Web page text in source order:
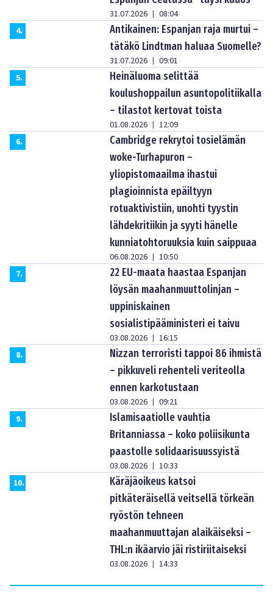
31.07.2026 | 08:04
4.
Antikainen: Espanjan raja murtui –
tätäkö Lindtman haluaa Suomelle?
31.07.2026 | 09:01
5.
Heinäluoma selittää
koulushoppailun asuntopolitiikalla
– tilastot kertovat toista
01.08.2026 | 12:09
6.
Cambridge rekrytoi tosielämän
woke-Turhapuron –
yliopistomaailma ihastui
plagioinnista epäiltyyn
rotuaktivistiin, unohti tyystin
lähdekritiikin ja syyti hänelle
kunniatohtoruuksia kuin saippuaa
06.08.2026 | 10:50
7.
22 EU-maata haastaa Espanjan
löysän maahanmuuttolinjan –
uppiniskainen
sosialistipääministeri ei taivu
03.08.2026 | 16:15
8.
Nizzan terroristi tappoi 86 ihmistä
– pikkuveli rehenteli veriteolla
ennen karkotustaan
03.08.2026 | 09:21
9.
Islamisaatiolle vauhtia
Britanniassa – koko poliisikunta
paastolle solidaarisuussyistä
03.08.2026 | 10:33
10.
Käräjäoikeus katsoi
pitkäteräisellä veitsellä törkeän
ryöstön tehneen
maahanmuuttajan alaikäiseksi –
THL:n ikäarvio jäi ristiriitaiseksi
03.08.2026 | 14:33